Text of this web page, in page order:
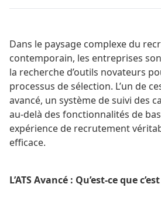
Dans le paysage complexe du
contemporain, les entreprises
la recherche d’outils novateurs
processus de sélection. L’un de
avancé, un système de suivi des
au-delà des fonctionnalités de
expérience de recrutement
efficace.
L’ATS Avancé : Qu’est-ce que